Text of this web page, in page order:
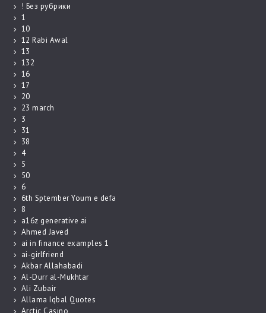
! Без рубрики
1
10
12 Rabi Awal
13
132
16
17
20
23 march
3
31
38
4
5
50
6
6th Sptember Youm e defa
8
a16z generative ai
Ahmed Javed
ai in finance examples 1
ai-girlfriend
Akbar Allahabadi
Al-Durr al-Mukhtar
Ali Zubair
Allama Iqbal Quotes
Arctic Casino